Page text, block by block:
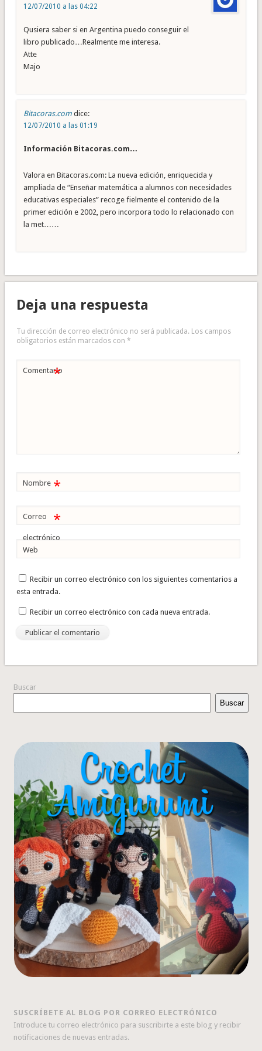
12/07/2010 a las 04:22
Qusiera saber si en Argentina puedo conseguir el
libro publicado…Realmente me interesa.
Atte
Majo
Bitacoras.com dice:
12/07/2010 a las 01:19
Información Bitacoras.com…
Valora en Bitacoras.com: La nueva edición, enriquecida y
ampliada de “Enseñar matemática a alumnos con necesidades
educativas especiales” recoge fielmente el contenido de la
primer edición e 2002, pero incorpora todo lo relacionado con
la met……
Deja una respuesta
Tu dirección de correo electrónico no será publicada. Los campos
obligatorios están marcados con *
Comentario
*
Nombre *
Correo
electrónico
*
Web
Recibir un correo electrónico con los siguientes comentarios a
esta entrada.
Recibir un correo electrónico con cada nueva entrada.
Buscar
Buscar
SUSCRÍBETE AL BLOG POR CORREO ELECTRÓNICO
Introduce tu correo electrónico para suscribirte a este blog y recibir
notificaciones de nuevas entradas.